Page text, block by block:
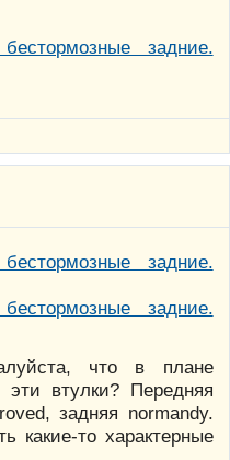
что в плане
эти втулки? Передняя
задняя normandy.
какие-то характерные